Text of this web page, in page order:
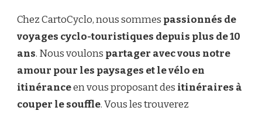
Chez CartoCyclo, nous sommes passionnés de
voyages cyclo-touristiques depuis plus de 10
ans. Nous voulons partager avec vous notre
amour pour les paysages et le vélo en
itinéranceen vous proposant des itinéraires à
couper le souffle. Vous les trouverez